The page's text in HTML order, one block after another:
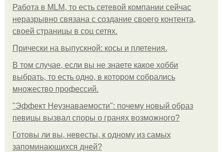
Работа в MLM, то есть сетевой компании сейчас
неразрывно связана с создание своего контента,
своей страницы в соц сетях.
Прически на выпускной: косы и плетения.
В том случае, если вы не знаете какое хобби
выбрать, то есть одно, в котором собрались
множество профессий.
"Эффект Неузнаваемости": почему новый образ
певицы вызвал споры о гранях возможного?
Готовы ли вы, невесты, к одному из самых
запоминающихся дней?